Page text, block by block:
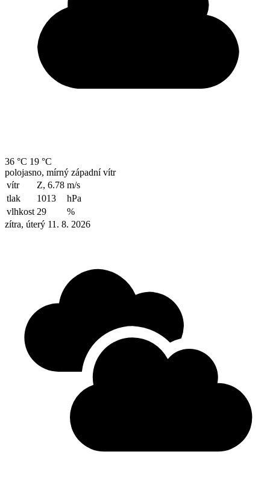
36 °C 19 °C
polojasno, mírný západní vítr
vítr
Z, 6.78 m/s
tlak
1013
hPa
vlhkost 29
%
zítra, úterý 11. 8. 2026